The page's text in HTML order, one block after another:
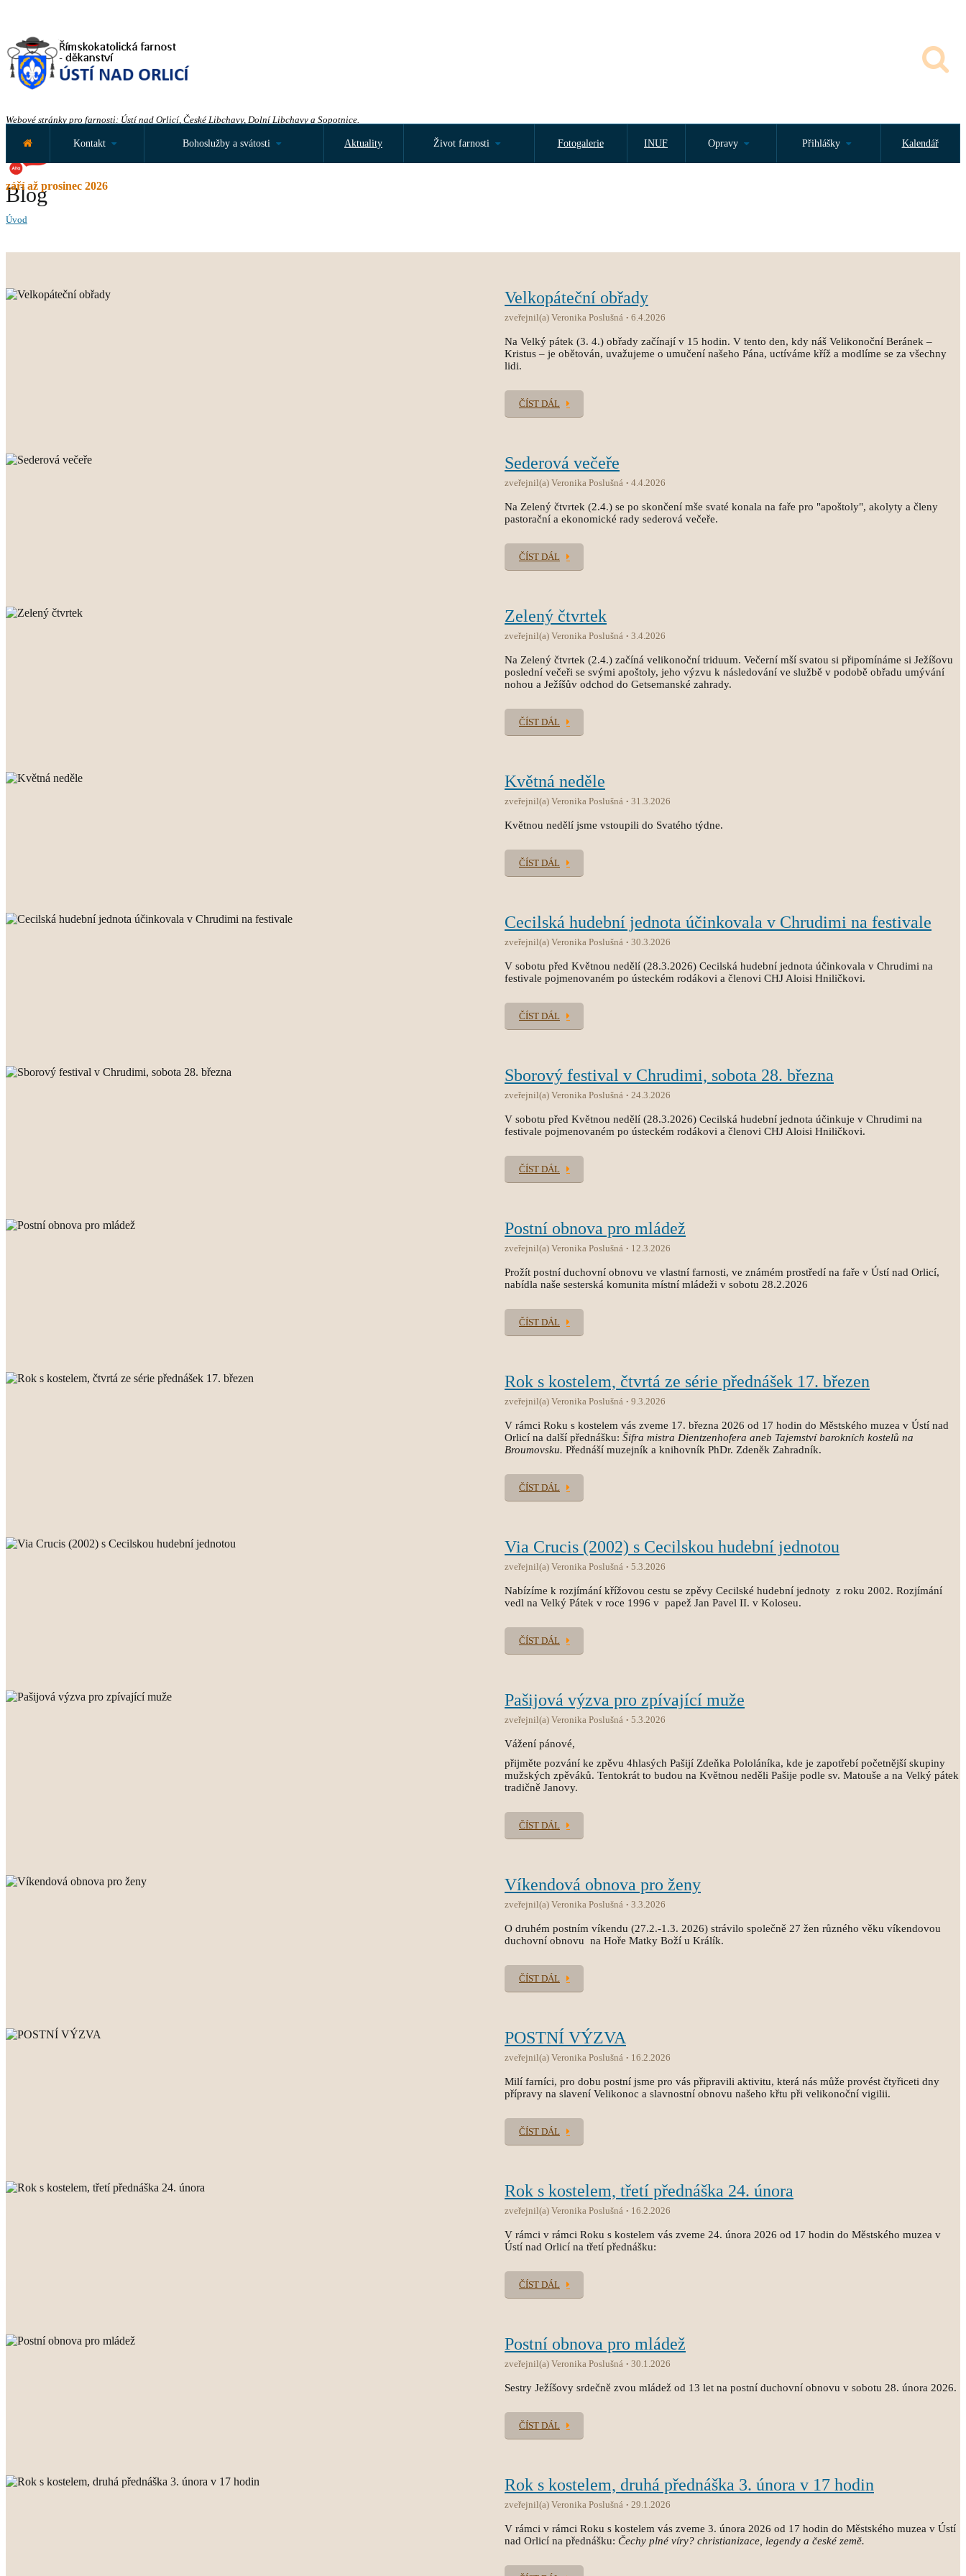
Webové stránky pro farnosti: Ústí nad Orlicí, České Libchavy, Dolní Libchavy a Sopotnice.
září až prosinec 2026
Kontakt Bohoslužby a svátosti Aktuality Život farnosti Fotogalerie INUF Opravy Přihlášky Kalendář
Blog
Úvod
Velkopáteční obřady
zveřejnil(a) Veronika Poslušná 6.4.2026
Na Velký pátek (3. 4.) obřady začínají v 15 hodin. V tento den, kdy náš Velikonoční Beránek –
Kristus – je obětován, uvažujeme o umučení našeho Pána, uctíváme kříž a modlíme se za všechny
lidi.
ČÍST DÁL
Sederová večeře
zveřejnil(a) Veronika Poslušná 4.4.2026
Na Zelený čtvrtek (2.4.) se po skončení mše svaté konala na faře pro "apoštoly", akolyty a členy
pastorační a ekonomické rady sederová večeře.
ČÍST DÁL
Zelený čtvrtek
zveřejnil(a) Veronika Poslušná 3.4.2026
Na Zelený čtvrtek (2.4.) začíná velikonoční triduum. Večerní mší svatou si připomínáme si Ježíšovu
poslední večeři se svými apoštoly, jeho výzvu k následování ve službě v podobě obřadu umývání
nohou a Ježíšův odchod do Getsemanské zahrady.
ČÍST DÁL
Květná neděle
zveřejnil(a) Veronika Poslušná 31.3.2026
Květnou nedělí jsme vstoupili do Svatého týdne.
ČÍST DÁL
Cecilská hudební jednota účinkovala v Chrudimi na festivale
zveřejnil(a) Veronika Poslušná 30.3.2026
V sobotu před Květnou nedělí (28.3.2026) Cecilská hudební jednota účinkovala v Chrudimi na
festivale pojmenovaném po ústeckém rodákovi a členovi CHJ Aloisi Hniličkovi.
ČÍST DÁL
Sborový festival v Chrudimi, sobota 28. března
zveřejnil(a) Veronika Poslušná 24.3.2026
V sobotu před Květnou nedělí (28.3.2026) Cecilská hudební jednota účinkuje v Chrudimi na
festivale pojmenovaném po ústeckém rodákovi a členovi CHJ Aloisi Hniličkovi.
ČÍST DÁL
Postní obnova pro mládež
zveřejnil(a) Veronika Poslušná 12.3.2026
Prožít postní duchovní obnovu ve vlastní farnosti, ve známém prostředí na faře v Ústí nad Orlicí,
nabídla naše sesterská komunita místní mládeži v sobotu 28.2.2026
ČÍST DÁL
Rok s kostelem, čtvrtá ze série přednášek 17. březen
zveřejnil(a) Veronika Poslušná 9.3.2026
V rámci Roku s kostelem vás zveme 17. března 2026 od 17 hodin do Městského muzea v Ústí nad
Orlicí na další přednášku: Šifra mistra Dientzenhofera aneb Tajemství barokních kostelů na
Broumovsku. Přednáší muzejník a knihovník PhDr. Zdeněk Zahradník.
ČÍST DÁL
Via Crucis (2002) s Cecilskou hudební jednotou
zveřejnil(a) Veronika Poslušná 5.3.2026
Nabízíme k rozjímání křížovou cestu se zpěvy Cecilské hudební jednoty z roku 2002. Rozjímání
vedl na Velký Pátek v roce 1996 v papež Jan Pavel II. v Koloseu.
ČÍST DÁL
Pašijová výzva pro zpívající muže
zveřejnil(a) Veronika Poslušná 5.3.2026
Vážení pánové,
přijměte pozvání ke zpěvu 4hlasých Pašijí Zdeňka Pololáníka, kde je zapotřebí početnější skupiny
mužských zpěváků. Tentokrát to budou na Květnou neděli Pašije podle sv. Matouše a na Velký pátek
tradičně Janovy.
ČÍST DÁL
Víkendová obnova pro ženy
zveřejnil(a) Veronika Poslušná 3.3.2026
O druhém postním víkendu (27.2.-1.3. 2026) strávilo společně 27 žen různého věku víkendovou
duchovní obnovu na Hoře Matky Boží u Králík.
ČÍST DÁL
POSTNÍ VÝZVA
zveřejnil(a) Veronika Poslušná 16.2.2026
Milí farníci, pro dobu postní jsme pro vás připravili aktivitu, která nás může provést čtyřiceti dny
přípravy na slavení Velikonoc a slavnostní obnovu našeho křtu při velikonoční vigilii.
ČÍST DÁL
Rok s kostelem, třetí přednáška 24. února
zveřejnil(a) Veronika Poslušná 16.2.2026
V rámci v rámci Roku s kostelem vás zveme 24. února 2026 od 17 hodin do Městského muzea v
Ústí nad Orlicí na třetí přednášku:
ČÍST DÁL
Postní obnova pro mládež
zveřejnil(a) Veronika Poslušná 30.1.2026
Sestry Ježíšovy srdečně zvou mládež od 13 let na postní duchovní obnovu v sobotu 28. února 2026.
ČÍST DÁL
Rok s kostelem, druhá přednáška 3. února v 17 hodin
zveřejnil(a) Veronika Poslušná 29.1.2026
V rámci v rámci Roku s kostelem vás zveme 3. února 2026 od 17 hodin do Městského muzea v Ústí
nad Orlicí na přednášku: Čechy plné víry? christianizace, legendy a české země.